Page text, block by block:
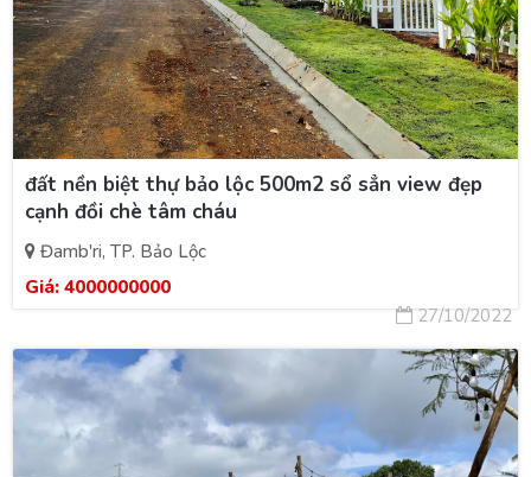
đất nền biệt thự bảo lộc 500m2 sổ sẳn view đẹp
cạnh đồi chè tâm cháu
Đamb'ri, TP. Bảo Lộc
Giá:4000000000
27/10/2022